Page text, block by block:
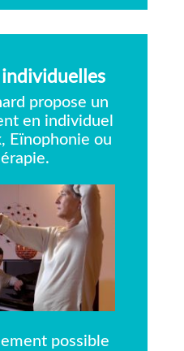
individuelles
propose un
en individuel
Eïnophonie ou
possible